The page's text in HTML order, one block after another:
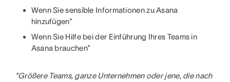
Wenn Sie sensible Informationen zu Asana
hinzufügen*
Wenn Sie Hilfe bei der Einführung Ihres Teams in
Asana brauchen*
*Größere Teams, ganze Unternehmen oder jene, die nach